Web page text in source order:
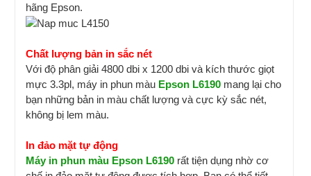
hãng Epson.
Chất lượng bản in sắc nét
Với độ phân giải 4800 dbi x 1200 dbi và kích thước giọt
mực 3.3pl, máy in phun màu Epson L6190 mang lại cho
bạn những bản in màu chất lượng và cực kỳ sắc nét,
không bị lem màu.
In đảo mặt tự động
Máy in phun màu Epson L6190 rất tiện dụng nhờ cơ